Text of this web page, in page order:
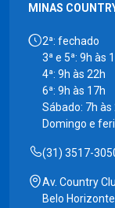
MINAS
2ª: fechado
3ª e 5ª: 9h às
4ª: 9h às 22h
6ª: 9h às 17h
Sábado: 7h às
Domingo e
(31) 3517-
Av. Country
Belo